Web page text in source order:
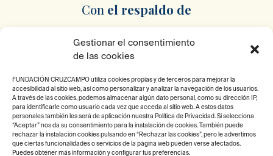
Gestionar el consentimiento
de las cookies
FUNDACIÓN CRUZCAMPO utiliza cookies propias y de terceros para mejorar la
accesibilidad al sitio web, así como personalizar y analizar la navegación de los usuarios.
A través de las cookies, podemos almacenar algún dato personal, como su dirección IP,
para identificarle como usuario cada vez que acceda al sitio web. A estos datos
personales también les será de aplicación nuestra Política de Privacidad. Si selecciona
“Aceptar” nos da su consentimiento para la instalación de cookies. También puede
rechazar la instalación cookies pulsando en “Rechazar las cookies”, pero le advertimos
que ciertas funcionalidades o servicios de la página web pueden verse afectados.
Puedes obtener más información y configurar tus preferencias.
Con el respaldo de
Pertenecemosa